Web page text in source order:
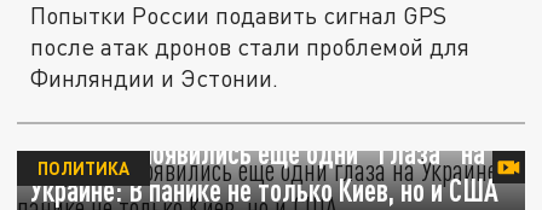
Попытки России подавить сигнал GPS
после атак дронов стали проблемой для
Финляндии и Эстонии.
У русских появились ещё одни "глаза" на
Украине: В панике не только Киев, но и США
ПОЛИТИКА